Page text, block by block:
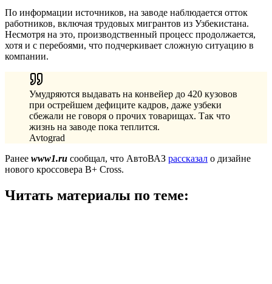
По информации источников, на заводе наблюдается отток
работников, включая трудовых мигрантов из Узбекистана.
Несмотря на это, производственный процесс продолжается,
хотя и с перебоями, что подчеркивает сложную ситуацию в
компании.
Умудряются выдавать на конвейер до 420 кузовов
при острейшем дефиците кадров, даже узбеки
сбежали не говоря о прочих товарищах. Так что
жизнь на заводе пока теплится.
Avtograd
Ранее www1.ru сообщал, что АвтоВАЗ рассказал о дизайне
нового кроссовера B+ Cross.
Читать материалы по теме: